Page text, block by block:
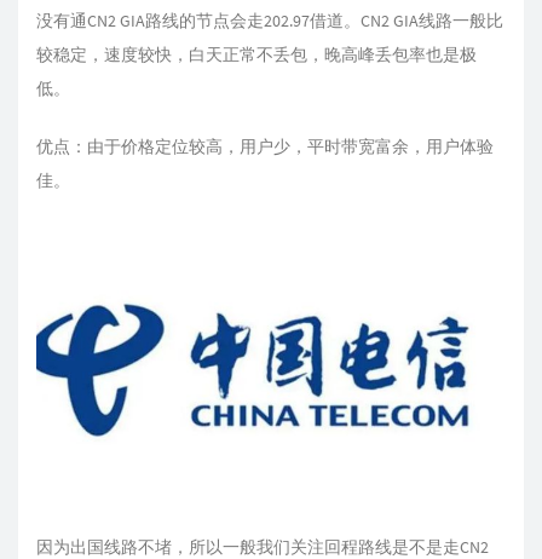
没有通CN2 GIA路线的节点会走202.97借道。CN2 GIA线路一般比
较稳定，速度较快，白天正常不丢包，晚高峰丢包率也是极
低。
优点：由于价格定位较高，用户少，平时带宽富余，用户体验
佳。
因为出国线路不堵，所以一般我们关注回程路线是不是走CN2